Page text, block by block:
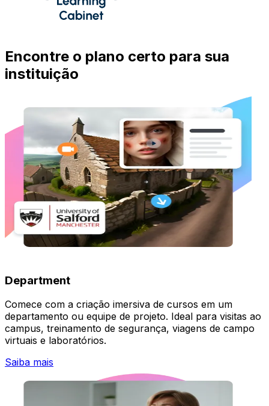
Encontre o plano certo para sua
instituição
Department
Comece com a criação imersiva de cursos em um
departamento ou equipe de projeto. Ideal para visitas ao
campus, treinamento de segurança, viagens de campo
virtuais e laboratórios.
Saiba mais